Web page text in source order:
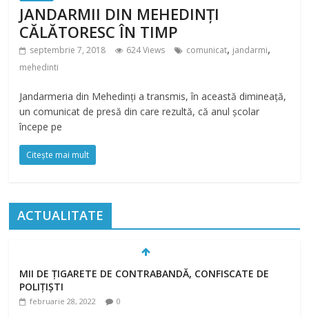
JANDARMII DIN MEHEDINȚI
CĂLĂTORESC ÎN TIMP
septembrie 7, 2018 624 Views comunicat, jandarmi,
mehedinti
Jandarmeria din Mehedinți a transmis, în această dimineață,
un comunicat de presă din care rezultă, că anul școlar
începe pe
Citește mai mult
ACTUALITATE
MII DE ȚIGARETE DE CONTRABANDĂ, CONFISCATE DE
POLIȚIȘTI
februarie 28, 2022 0